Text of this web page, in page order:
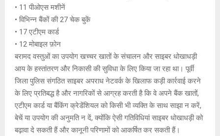
• 11 पीओएस मशीनें
• विभिन्न बैंकों की 27 चेक बुकें
• 17 एटीएम कार्ड
• 12 मोबाइल फ़ोन
बरामद वस्तुओं का उपयोग खच्चर खातों के संचालन और साइबर धोखाधड़ी
आय के हस्तांतरण और निकासी की सुविधा के लिए किया जा रहा था। पूर्वी
जिला पुलिस संगठित साइबर अपराध नेटवर्क के खिलाफ कड़ी कार्रवाई करने
के लिए प्रतिबद्ध है और नागरिकों से आग्रह करती है कि वे अपने बैंक खातों,
एटीएम कार्ड या बैंकिंग क्रेडेंशियल को किसी भी व्यक्ति के साथ साझा न करें,
बेचें या उपयोग की अनुमति न दें, क्योंकि ऐसी गतिविधियां साइबर धोखाधड़ी को
बढ़ावा दे सकती हैं और कानूनी परिणामों को आकर्षित कर सकती हैं।